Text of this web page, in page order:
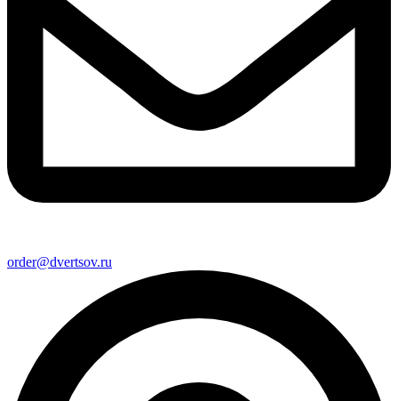
order@dvertsov.ru